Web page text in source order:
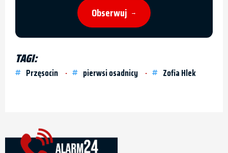
Obserwuj →
TAGI:
Przęsocin pierwsi osadnicy Zofia Hlek